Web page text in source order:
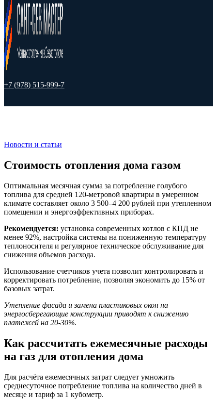
+7 (978) 515-999-7
Новости и статьи
Стоимость отопления дома газом
Оптимальная месячная сумма за потребление голубого
топлива для средней 120-метровой квартиры в умеренном
климате составляет около 3 500–4 200 рублей при утепленном
помещении и энергоэффективных приборах.
Рекомендуется: установка современных котлов с КПД не
менее 92%, настройка системы на пониженную температуру
теплоносителя и регулярное техническое обслуживание для
снижения объемов расхода.
Использование счетчиков учета позволит контролировать и
корректировать потребление, позволяя экономить до 15% от
базовых затрат.
Утепление фасада и замена пластиковых окон на
энергосберегающие конструкции приводят к снижению
платежей на 20-30%.
Как рассчитать ежемесячные расходы
на газ для отопления дома
Для расчёта ежемесячных затрат следует умножить
среднесуточное потребление топлива на количество дней в
месяце и тариф за 1 кубометр.